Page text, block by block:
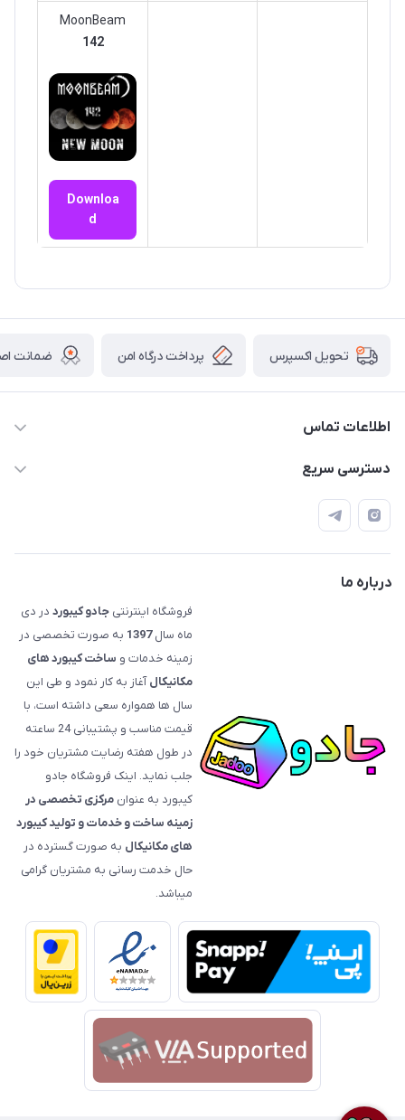
MoonBeam
142
Downloa
d
تحویل اکسپرس پرداخت درگاه امن ضمانت
اطلاعات تماس
09120992668
info@jadookb.com
حضوری، با هماهنگی)
دسترسی سریع
حساب کاربری
اصطلاحات و مفاهیم مرتبط به کیبوردهای مکانیکال
درباره ما
فروشگاه اینترنتی جادو کیبورد در دی
ماه سال1397 به صورت تخصصی در
زمینه خدمات و ساخت کیبورد های
مکانیکالآغاز به کار نمود و طی این
سال ها همواره سعی داشته است، با
قیمت‌ مناسب و پشتیبانی 24 ساعته
در طول هفته رضایت مشتریان خود را
جلب نماید. اینک فروشگاه جادو
کیبورد به عنوان مرکزی تخصصی در
زمینه ساخت و خدمات و تولید کیبورد
های مکانیکال به صورت گسترده در
حال خدمت رسانی به مشتریان گرامی
میباشد.